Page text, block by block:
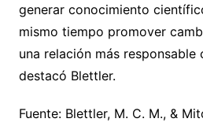
generar conocimiento
mismo tiempo promover
una relación más responsable
destacó Blettler.
Fuente: Blettler, M. C. M., &